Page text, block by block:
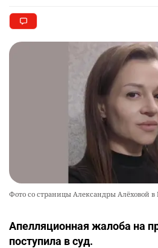
Фото со страницы Александры Алёховой в
Апелляционная жалоба на
поступила в суд.